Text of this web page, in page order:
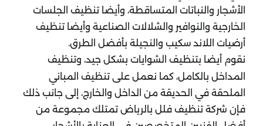
الأشجار والنباتات المتساقطة، وأيضا تنظيف الجلسات
الخارجية والنوافير والشلالات الصناعية وأيضا تنظيف
أرضيات اللاند سكيب والنجيلة بأفضل الطرق.
نقوم أيضا بتنظيف الشوايات بشكل جيد، وتنظيف
المداخل بالكامل، كما نعمل على تنظيف المباني
الملحقة في الحديقة من الداخل والخارج، إلى جانب ذلك
فإن شركة تنظيف فلل بالرياض تمتلك مجموعة من